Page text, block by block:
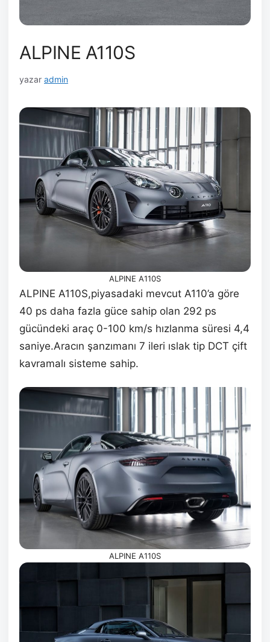
ALPINE A110S
yazar admin
ALPINE A110S
ALPINE A110S,piyasadaki mevcut A110’a göre
40 ps daha fazla güce sahip olan 292 ps
gücündeki araç 0-100 km/s hızlanma süresi 4,4
saniye.Aracın şanzımanı 7 ileri ıslak tip DCT çift
kavramalı sisteme sahip.
ALPINE A110S